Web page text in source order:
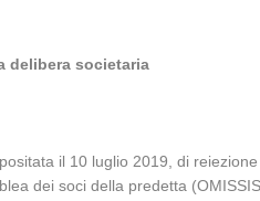
delibera societaria
il 10 luglio 2019, di
dei soci della predetta